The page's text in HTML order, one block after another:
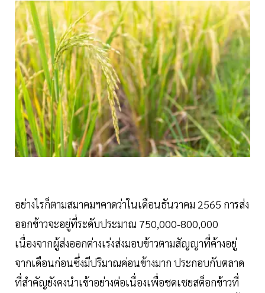
อย่างไรก็ตามสมาคมฯคาดว่าในเดือนธันวาคม 2565 การส่ง
ออกข้าวจะอยู่ที่ระดับประมาณ 750,000-800,000
เนื่องจากผู้ส่งออกต่างเร่งส่งมอบข้าวตามสัญญาที่ค้างอยู่
จากเดือนก่อนซึ่งมีปริมาณค่อนข้างมาก ประกอบกับตลาด
ที่สำคัญยังคงนำเข้าอย่างต่อเนื่องเพื่อชดเชยสต็อกข้าวที่